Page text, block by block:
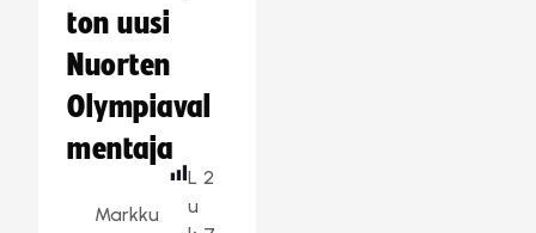
ton uusi
Nuorten
Olympiaval
mentaja
Markku
L
u
2